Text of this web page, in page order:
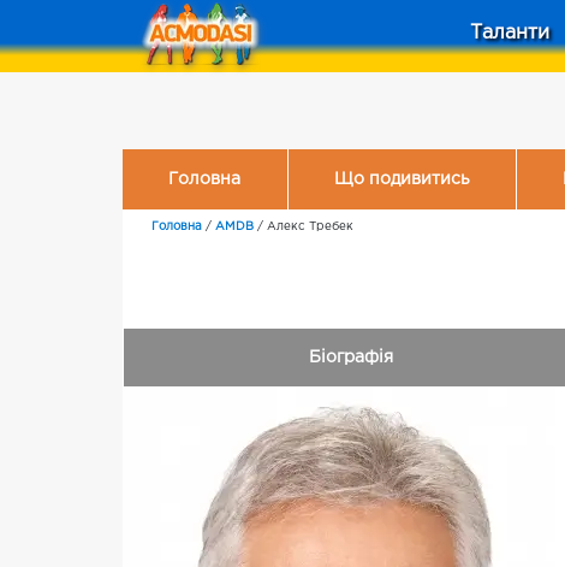
Таланти
Головна Що подивитись
Головна / AMDB / Алекс Требек
Біографія